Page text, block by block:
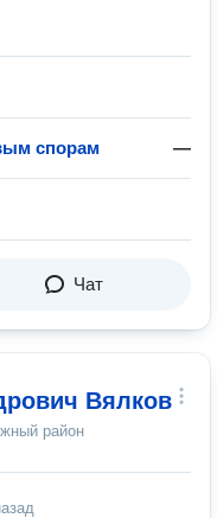
спорам —
Чат
Вялков
район